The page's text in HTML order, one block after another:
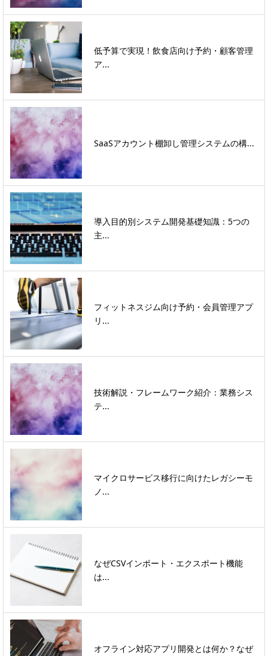
低予算で実現！飲食店向け予約・顧客管理
ア...
SaaSアカウント棚卸し管理システムの構...
導入目的別システム開発基礎知識：5つの
主...
フィットネスジム向け予約・会員管理アプ
リ...
技術解説・フレームワーク紹介：業務シス
テ...
マイクロサービス移行に向けたレガシーモ
ノ...
なぜCSVインポート・エクスポート機能
は...
オフライン対応アプリ開発とは何か？なぜ